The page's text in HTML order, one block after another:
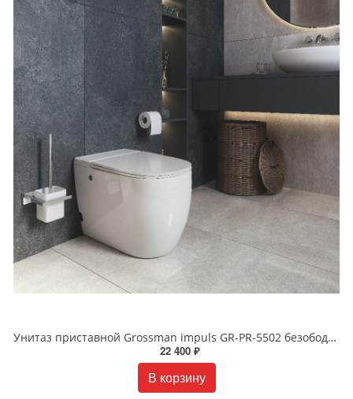
Унитаз приставной Grossman impuls GR-PR-5502 безободковый белый
22 400 ₽
В корзину